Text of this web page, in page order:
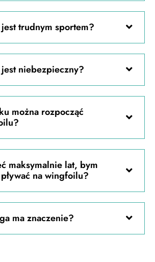
trudnym sportem?
niebezpieczny?
można rozpocząć
maksymalnie lat, bym
na wingfoilu?
ma znaczenie?